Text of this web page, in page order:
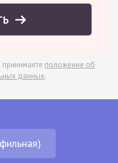
положение об
данных.